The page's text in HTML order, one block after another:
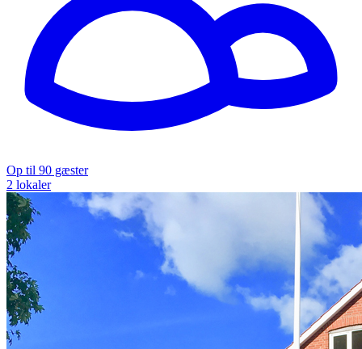
Op til 90 gæster
2 lokaler